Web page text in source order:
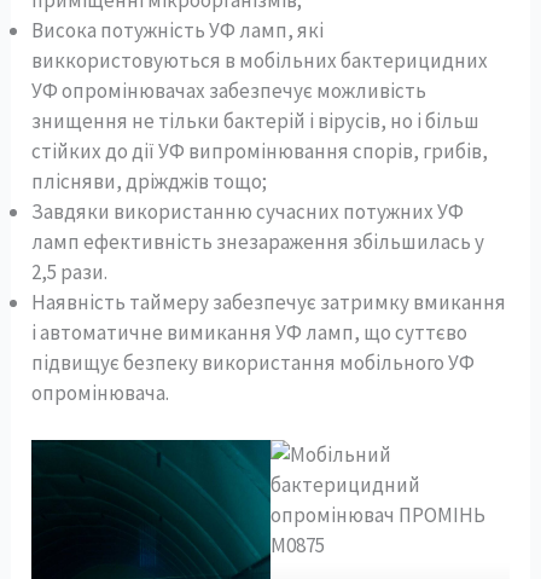
Висока потужність УФ ламп, які
виккористовуються в мобільних бактерицидних
УФ опромінювачах забезпечує можливість
знищення не тільки бактерій і вірусів, но і більш
стійких до дії УФ випромінювання спорів, грибів,
плісняви, дріжджів тощо;
Завдяки використанню сучасних потужних УФ
ламп ефективність знезараження збільшилась у
2,5 рази.
Наявність таймеру забезпечує затримку вмикання
і автоматичне вимикання УФ ламп, що суттєво
підвищує безпеку використання мобільного УФ
опромінювача.